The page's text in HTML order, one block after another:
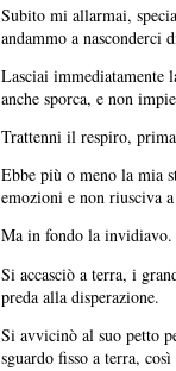
Subito mi allarmai,
andammo a nasconderci
Lasciai immediatamente
anche sporca, e non
Trattenni il respiro,
Ebbe più o meno la mia
emozioni e non riusciva
Ma in fondo la invidiavo.
Si accasciò a terra, i
preda alla disperazione.
Si avvicinò al suo petto
sguardo fisso a terra,